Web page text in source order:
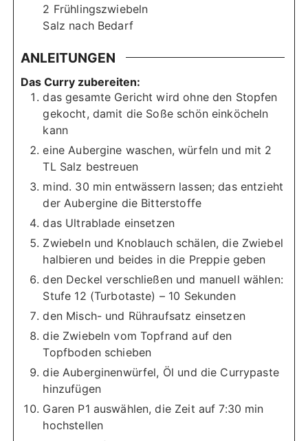
2 Frühlingszwiebeln
Salz nach Bedarf
ANLEITUNGEN
Das Curry zubereiten:
das gesamte Gericht wird ohne den Stopfen
gekocht, damit die Soße schön einköcheln
kann
eine Aubergine waschen, würfeln und mit 2
TL Salz bestreuen
mind. 30 min entwässern lassen; das entzieht
der Aubergine die Bitterstoffe
das Ultrablade einsetzen
Zwiebeln und Knoblauch schälen, die Zwiebel
halbieren und beides in die Preppie geben
den Deckel verschließen und manuell wählen:
Stufe 12 (Turbotaste) – 10 Sekunden
den Misch- und Rühraufsatz einsetzen
die Zwiebeln vom Topfrand auf den
Topfboden schieben
die Auberginenwürfel, Öl und die Currypaste
hinzufügen
Garen P1 auswählen, die Zeit auf 7:30 min
hochstellen